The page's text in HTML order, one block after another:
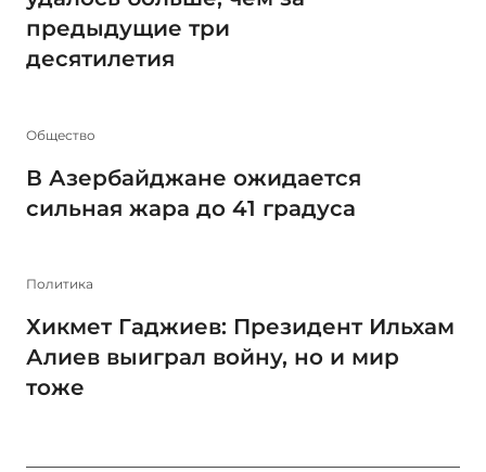
предыдущие три
десятилетия
Общество
В Азербайджане ожидается
сильная жара до 41 градуса
Политика
Хикмет Гаджиев: Президент Ильхам
Алиев выиграл войну, но и мир
тоже